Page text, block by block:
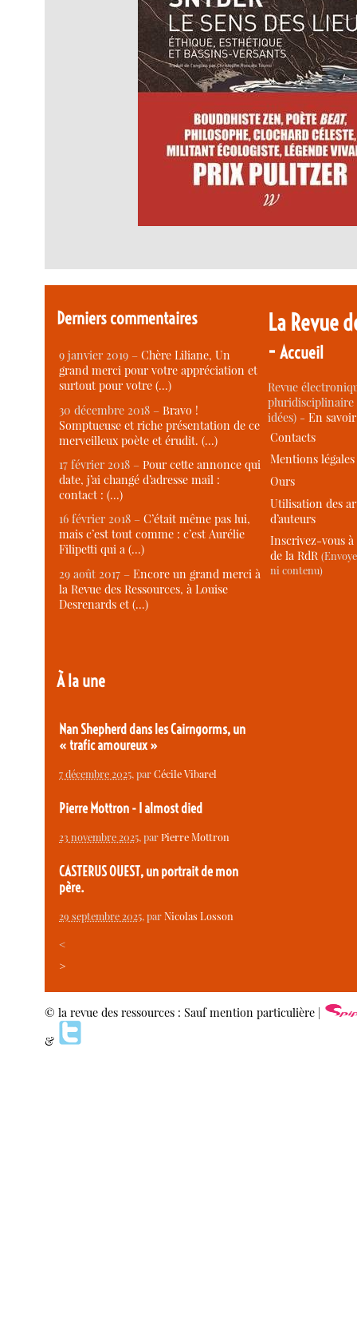
Derniers commentaires
9 janvier 2019 –Chère Liliane, Un
grand merci pour votre appréciation et
surtout pour votre (…)
30 décembre 2018 –Bravo !
Somptueuse et riche présentation de ce
merveilleux poète et érudit. (…)
17 février 2018 –Pour cette annonce qui
date, j’ai changé d’adresse mail :
contact : (…)
16 février 2018 –C’était même pas lui,
mais c’est tout comme : c’est Aurélie
Filipetti qui a (…)
29 août 2017 –Encore un grand merci à
la Revue des Ressources, à Louise
Desrenards et (…)
À la une
Nan Shepherd dans les Cairngorms, un
« trafic amoureux »
7 décembre 2025, parCécile Vibarel
Pierre Mottron - I almost died
23 novembre 2025, parPierre Mottron
CASTERUS OUEST, un portrait de mon
père.
29 septembre 2025, parNicolas Losson
<
>
La Revue
-Accueil
Revue
idées) -En
Contacts
Mentions légales
Ours
Utilisation des
d’auteurs
Inscrivez-vous
de la RdR
ni contenu)
© la revue des ressources : Sauf mention particulière |
&